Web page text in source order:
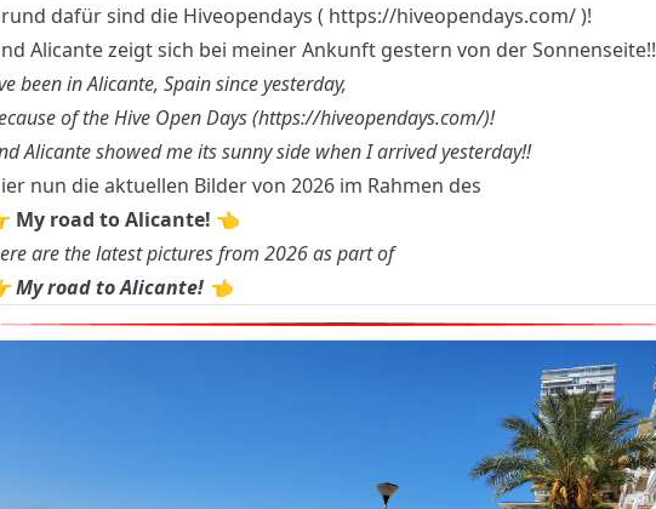
dafür sind die Hiveopendays ( https://hiveopendays.com/)!
Alicante zeigt sich bei meiner Ankunft gestern von der Sonnenseite!!
been in Alicante, Spain since yesterday,
of the Hive Open Days (https://hiveopendays.com/)!
Alicante showed me its sunny side when I arrived yesterday!!
nun die aktuellen Bilder von 2026 im Rahmen des
My road to Alicante! 👈
are the latest pictures from 2026 as part of
My road to Alicante! 👈